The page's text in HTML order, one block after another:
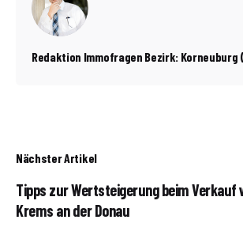
Redaktion Immofragen Bezirk: Korneuburg
Nächster Artikel
Tipps zur Wertsteigerung beim Verkauf
Krems an der Donau